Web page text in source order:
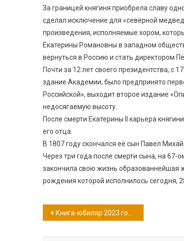
За границей княгиня приобрела славу
сделал исключение для «северной
произведения, исполняемые хором,
Екатерины Романовны в западном
вернуться в Россию и стать директором
Почти за 12 лет своего президентства, с
здание Академии, было предпринято
Российской», выходит второе издание
недосягаемую высоту.
После смерти Екатерины II карьера
его отца.
В 1807 году скончался её сын Павел
Через три года после смерти сына, на 67-
закончила свою жизнь образованнейшая
рождения которой исполнилось сегодня,
Навигация
по
Книга-юбиляр 2023 года: сказка Юрия Олеши «Три Толстяка»